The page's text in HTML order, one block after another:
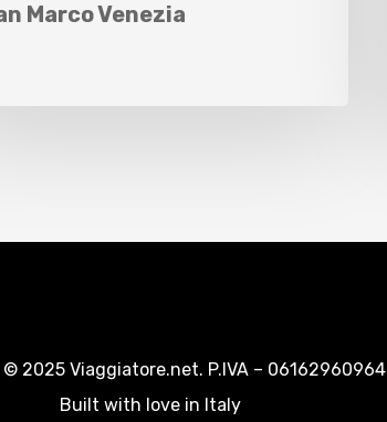
Marco Venezia
2025 Viaggiatore.net. P.IVA – 06162960964
Built with love in Italy